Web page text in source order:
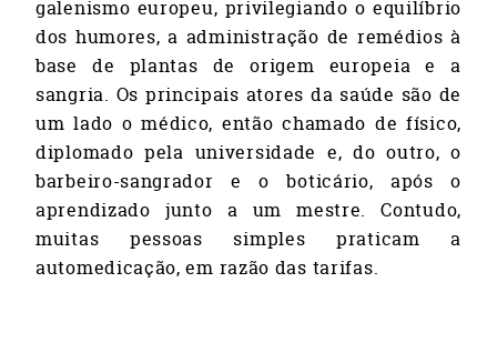
galenismo europeu, privilegiando o equilíbrio
dos humores, a administração de remédios à
base de plantas de origem europeia e a
sangria. Os principais atores da saúde são de
um lado o médico, então chamado de físico,
diplomado pela universidade e, do outro, o
barbeiro-sangrador e o boticário, após o
aprendizado junto a um mestre. Contudo,
muitas pessoas simples praticam a
automedicação, em razão das tarifas.